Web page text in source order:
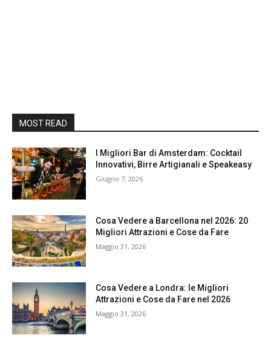
MOST READ
I Migliori Bar di Amsterdam: Cocktail
Innovativi, Birre Artigianali e Speakeasy
Giugno 7, 2026
Cosa Vedere a Barcellona nel 2026: 20
Migliori Attrazioni e Cose da Fare
Maggio 31, 2026
Cosa Vedere a Londra: le Migliori
Attrazioni e Cose da Fare nel 2026
Maggio 31, 2026